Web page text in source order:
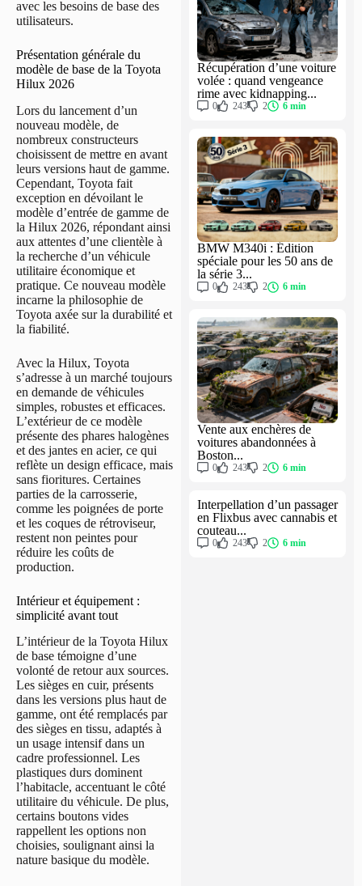
avec les besoins de base des
utilisateurs.
Présentation générale du
modèle de base de la Toyota
Hilux 2026
Lors du lancement d’un
nouveau modèle, de
nombreux constructeurs
choisissent de mettre en avant
leurs versions haut de gamme.
Cependant, Toyota fait
exception en dévoilant le
modèle d’entrée de gamme de
la Hilux 2026, répondant ainsi
aux attentes d’une clientèle à
la recherche d’un véhicule
utilitaire économique et
pratique. Ce nouveau modèle
incarne la philosophie de
Toyota axée sur la durabilité et
la fiabilité.
Avec la Hilux, Toyota
s’adresse à un marché toujours
en demande de véhicules
simples, robustes et efficaces.
L’extérieur de ce modèle
présente des phares halogènes
et des jantes en acier, ce qui
reflète un design efficace, mais
sans fioritures. Certaines
parties de la carrosserie,
comme les poignées de porte
et les coques de rétroviseur,
restent non peintes pour
réduire les coûts de
production.
Intérieur et équipement :
simplicité avant tout
L’intérieur de la Toyota Hilux
de base témoigne d’une
volonté de retour aux sources.
Les sièges en cuir, présents
dans les versions plus haut de
gamme, ont été remplacés par
des sièges en tissu, adaptés à
un usage intensif dans un
cadre professionnel. Les
plastiques durs dominent
l’habitacle, accentuant le côté
utilitaire du véhicule. De plus,
certains boutons vides
rappellent les options non
choisies, soulignant ainsi la
nature basique du modèle.
Récupération d’une voiture
volée : quand vengeance
rime avec kidnapping...
0 243 2 6 min
BMW M340i : Édition
spéciale pour les 50 ans de
la série 3...
0 243 2 6 min
Vente aux enchères de
voitures abandonnées à
Boston...
0 243 2 6 min
Interpellation d’un passager
en Flixbus avec cannabis et
couteau...
0 243 2 6 min